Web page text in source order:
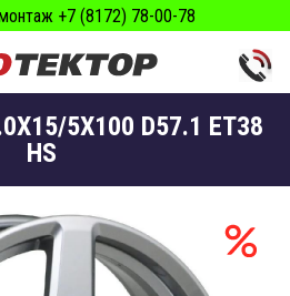
+7 (8172) 78-00-78
5X100 D57.1 ET38
HS